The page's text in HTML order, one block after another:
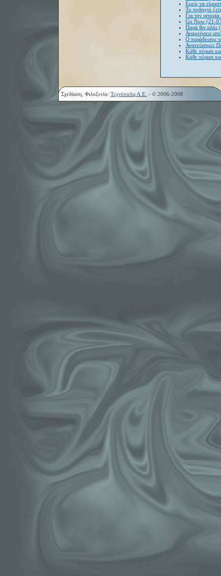
Εμείς να
Το πηδηχτό
Για την
Go Now (21-
Παρά θιν
Αναμνήσεις
Ο παράδεισος
Ανανεώσιμες
Κάθε πέρυσι
Κάθε πέρυσι
Σχεδίαση, Φιλοξενία: Τεχνόπολις Α.Ε. - © 2006-2008